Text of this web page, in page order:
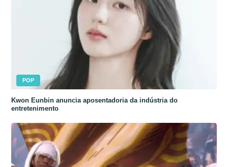
POP
Kwon Eunbin anuncia aposentadoria da indústria do
entretenimento